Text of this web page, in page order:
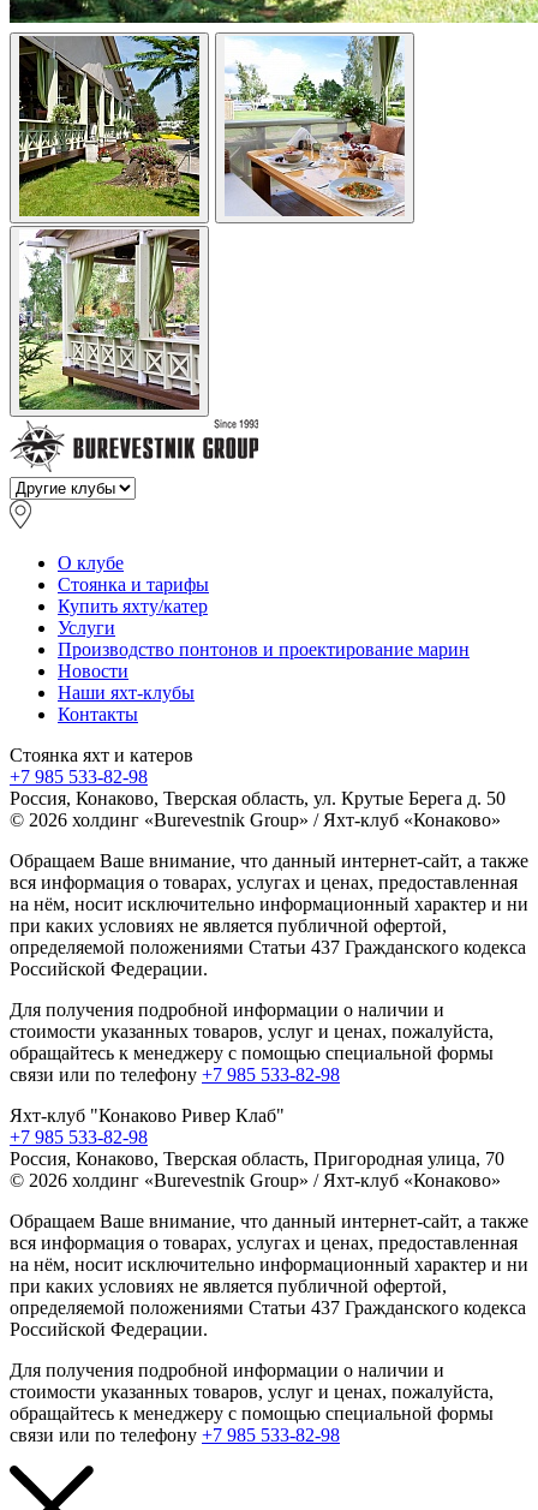
О клубе
Стоянка и тарифы
Купить яхту/катер
Услуги
Производство понтонов и проектирование марин
Новости
Наши яхт-клубы
Контакты
Стоянка яхт и катеров
+7 985 533-82-98
Россия, Конаково, Тверская область, ул. Крутые Берега д. 50
© 2026 холдинг «Burevestnik Group» / Яхт-клуб «Конаково»
Обращаем Ваше внимание, что данный интернет-сайт, а также
вся информация о товарах, услугах и ценах, предоставленная
на нём, носит исключительно информационный характер и ни
при каких условиях не является публичной офертой,
определяемой положениями Статьи 437 Гражданского кодекса
Российской Федерации.
Для получения подробной информации о наличии и
стоимости указанных товаров, услуг и ценах, пожалуйста,
обращайтесь к менеджеру с помощью специальной формы
связи или по телефону +7 985 533-82-98
Яхт-клуб "Конаково Ривер Клаб"
+7 985 533-82-98
Россия, Конаково, Тверская область, Пригородная улица, 70
© 2026 холдинг «Burevestnik Group» / Яхт-клуб «Конаково»
Обращаем Ваше внимание, что данный интернет-сайт, а также
вся информация о товарах, услугах и ценах, предоставленная
на нём, носит исключительно информационный характер и ни
при каких условиях не является публичной офертой,
определяемой положениями Статьи 437 Гражданского кодекса
Российской Федерации.
Для получения подробной информации о наличии и
стоимости указанных товаров, услуг и ценах, пожалуйста,
обращайтесь к менеджеру с помощью специальной формы
связи или по телефону +7 985 533-82-98